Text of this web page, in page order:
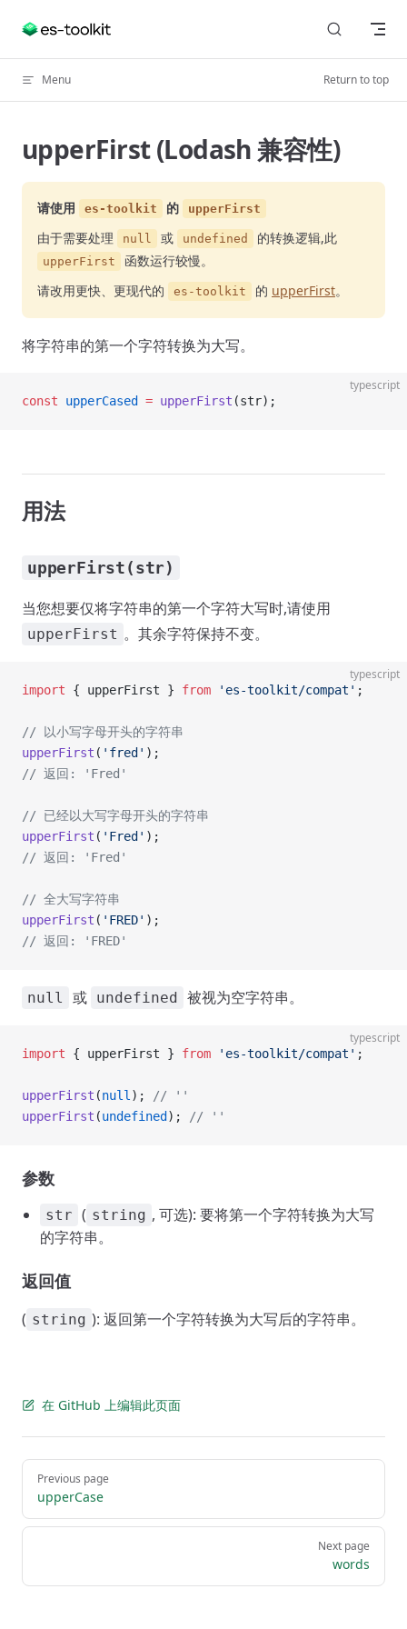
Skip to content
Menu Return to top
upperFirst (Lodash 兼容性)
请使用 es-toolkit 的 upperFirst
由于需要处理 null 或 undefined 的转换逻辑,此
upperFirst
函数运行较慢。
请改用更快、更现代的
es-toolkit 的 upperFirst。
将字符串的第一个字符转换为大写。
typescript
const upperCased = upperFirst (str);
用法
upperFirst(str)
当您想要仅将字符串的第一个字符大写时,请使用
upperFirst 。其余字符保持不变。
typescript
import { upperFirst } from 'es-toolkit/compat' ;
// 以小写字母开头的字符串
upperFirst ( 'fred' );
// 返回: 'Fred'
// 已经以大写字母开头的字符串
upperFirst ( 'Fred' );
// 返回: 'Fred'
// 全大写字符串
upperFirst ( 'FRED' );
// 返回: 'FRED'
null 或 undefined 被视为空字符串。
typescript
import { upperFirst } from 'es-toolkit/compat' ;
upperFirst (null );
// ''
upperFirst (undefined ); // ''
参数
str ( string , 可选): 要将第一个字符转换为大写
的字符串。
返回值
( string ): 返回第一个字符转换为大写后的字符串。
在 GitHub 上编辑此页面
Pager
Previous page
upperCase
Next page
words